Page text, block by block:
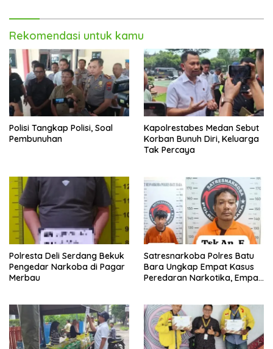
Rekomendasi untuk kamu
Polisi Tangkap Polisi, Soal
Pembunuhan
Kapolrestabes Medan Sebut
Korban Bunuh Diri, Keluarga
Tak Percaya
Polresta Deli Serdang Bekuk
Pengedar Narkoba di Pagar
Merbau
Satresnarkoba Polres Batu
Bara Ungkap Empat Kasus
Peredaran Narkotika, Empat